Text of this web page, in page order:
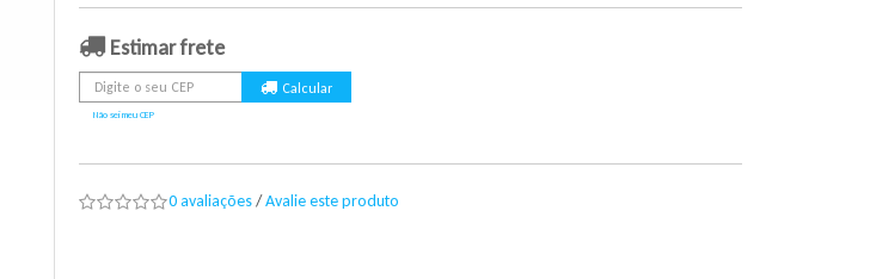
Estimar frete
Não sei meu CEP
0 avaliações/Avalie este produto